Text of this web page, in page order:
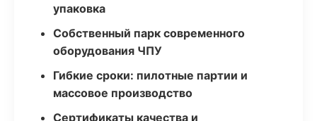
упаковка
Собственный парк современного
оборудования ЧПУ
Гибкие сроки: пилотные партии и
массовое производство
Сертификаты качества и